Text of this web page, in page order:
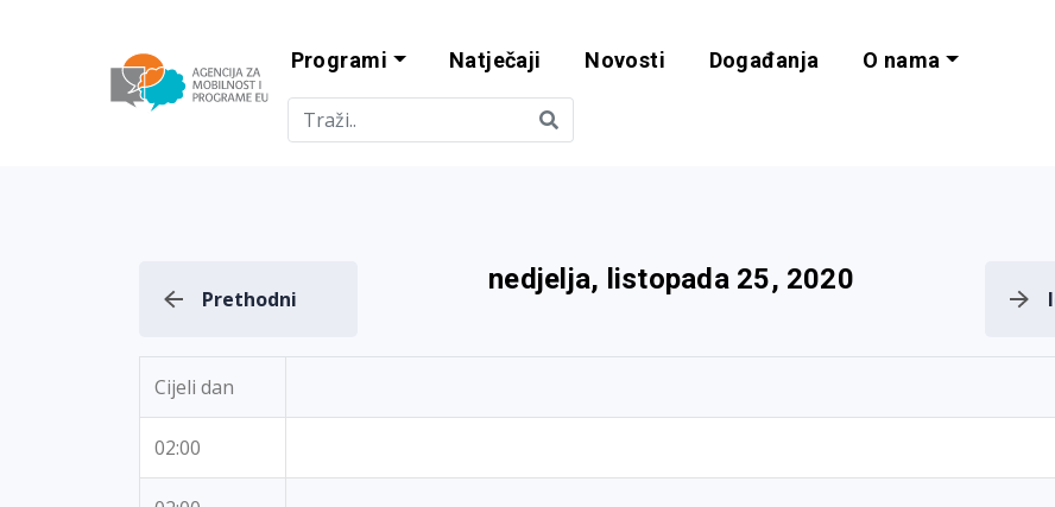
Agencija za mobilnost i
Programi Natječaji Novosti Događanja O nama
Prethodni
nedjelja, listopada 25, 2020
Cijeli dan
02:00